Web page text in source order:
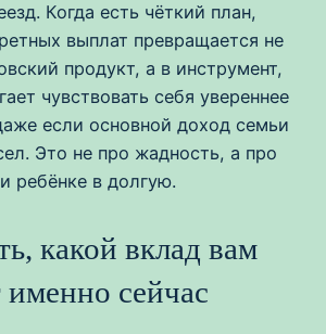
Когда есть чёткий план,
выплат превращается не
продукт, а в инструмент,
чувствовать себя увереннее
если основной доход семьи
Это не про жадность, а про
ребёнке в долгую.
какой вклад вам
сейчас